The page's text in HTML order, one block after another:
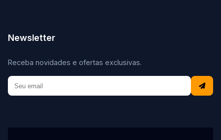
Newsletter
Receba novidades e ofertas exclusivas.